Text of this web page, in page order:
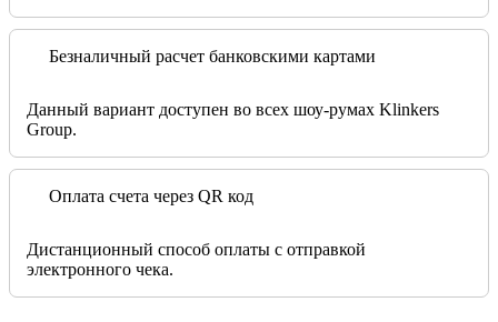
Безналичный расчет банковскими картами
Данный вариант доступен во всех шоу-румах Klinkers
Group.
Оплата счета через QR код
Дистанционный способ оплаты с отправкой
электронного чека.